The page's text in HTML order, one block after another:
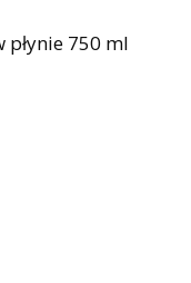
płynie 750 ml